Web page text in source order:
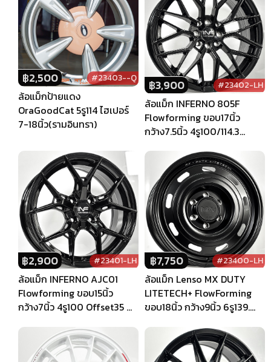
฿2,500 #23403--Q
ล้อแม็กป้ายแดง
OraGoodCat 5รู114 ไฮเปอร์
7-18นิ้ว(รามอินทรา)
฿3,900 #23402-LH
ล้อแม็ก INFERNO 805F
Flowforming ขอบ17นิ้ว
กว้าง7.5นิ้ว 4รู100/114.3
฿2,900 #23401-LH
ล้อแม็ก INFERNO AJC01
Flowforming ขอบ15นิ้ว
กว้าง7นิ้ว 4รู100 Offset35 สี
฿7,750 #23400-LH
ล้อแม็ก Lenso MX DUTY
LITETECH+ FlowForming
ขอบ18นิ้ว กว้าง9นิ้ว 6รู139.7